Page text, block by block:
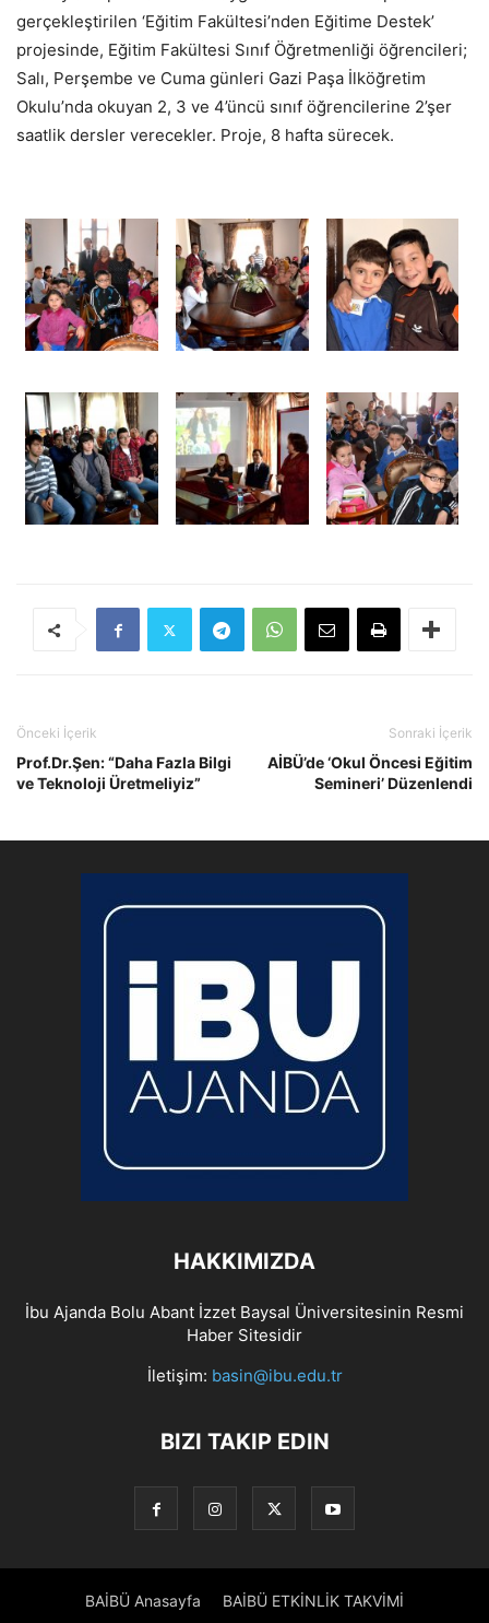
gerçekleştirilen ‘Eğitim Fakültesi’nden Eğitime Destek’
projesinde, Eğitim Fakültesi Sınıf Öğretmenliği öğrencileri;
Salı, Perşembe ve Cuma günleri Gazi Paşa İlköğretim
Okulu’nda okuyan 2, 3 ve 4’üncü sınıf öğrencilerine 2’şer
saatlik dersler verecekler. Proje, 8 hafta sürecek.
3135
Clone
Movement
For
Sale
Rolex
Shop
To
Buy
Swissreplica.Is
Battery
On
Https://Www.Linkreplicawatches.Com
Önceki İçerik
Prof.Dr.Şen: “Daha Fazla Bilgi
ve Teknoloji Üretmeliyiz”
Sonraki İçerik
AİBÜ’de ‘Okul Öncesi Eğitim
Semineri’ Düzenlendi
HAKKIMIZDA
İbu Ajanda Bolu Abant İzzet Baysal Üniversitesinin Resmi
Haber Sitesidir
İletişim: basin@ibu.edu.tr
BIZI TAKIP EDIN
BAİBÜ Anasayfa BAİBÜ ETKİNLİK TAKVİMİ